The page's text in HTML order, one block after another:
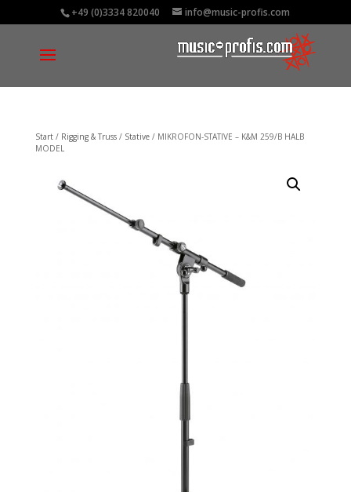
+49 (0)3334 820040 info@music-profis.com
Start/ Rigging & Truss/ Stative/ MIKROFON-STATIVE – K&M 259/B HALB
MODEL